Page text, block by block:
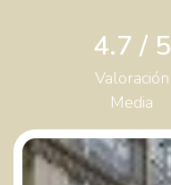
4.7 / 5
Valoración
Media